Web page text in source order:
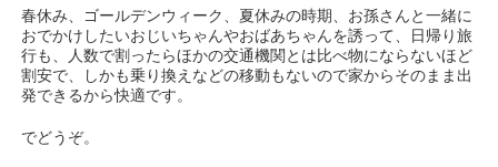
春休み、ゴールデンウィーク、夏休みの時期、お孫さんと一緒に
おでかけしたいおじいちゃんやおばあちゃんを誘って、日帰り旅
行も、人数で割ったらほかの交通機関とは比べ物にならないほど
割安で、しかも乗り換えなどの移動もないので家からそのまま出
発できるから快適です。
でどうぞ。